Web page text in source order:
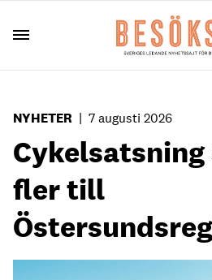
NYHETER | 7 augusti 2026
fler till